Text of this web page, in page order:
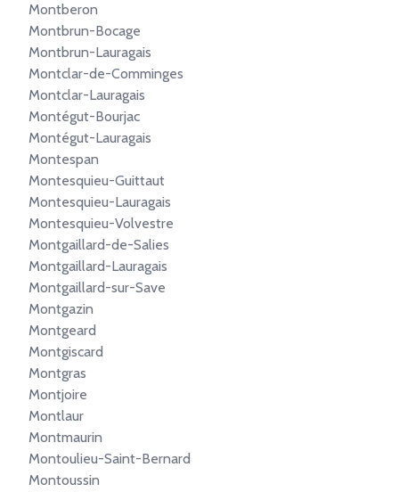
Montberon
Montbrun-Bocage
Montbrun-Lauragais
Montclar-de-Comminges
Montclar-Lauragais
Montégut-Bourjac
Montégut-Lauragais
Montespan
Montesquieu-Guittaut
Montesquieu-Lauragais
Montesquieu-Volvestre
Montgaillard-de-Salies
Montgaillard-Lauragais
Montgaillard-sur-Save
Montgazin
Montgeard
Montgiscard
Montgras
Montjoire
Montlaur
Montmaurin
Montoulieu-Saint-Bernard
Montoussin